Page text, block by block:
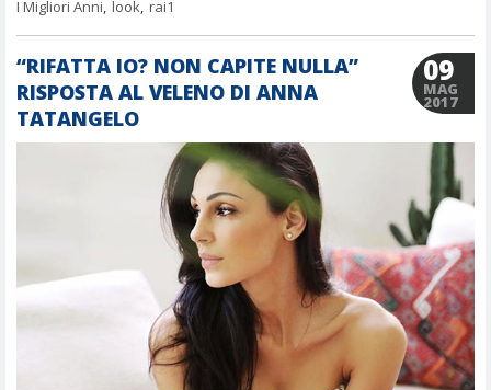
I Migliori Anni, look, rai1
“RIFATTA IO? NON CAPITE NULLA”
RISPOSTA AL VELENO DI ANNA
TATANGELO
09
MAG
2017